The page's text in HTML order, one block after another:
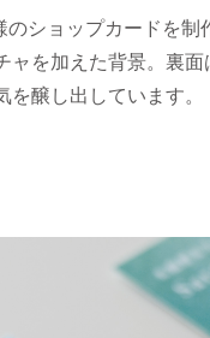
ショップカードを制
を加えた背景。裏
醸し出しています。